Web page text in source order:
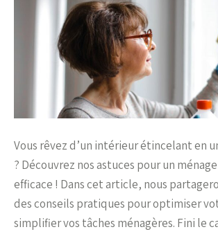
Vous rêvez d’un intérieur étincelant en
? Découvrez nos astuces pour un
efficace ! Dans cet article, nous
des conseils pratiques pour optimiser
simplifier vos tâches ménagères. Fini le